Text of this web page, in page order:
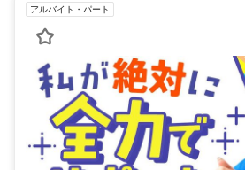
アルバイト・パート